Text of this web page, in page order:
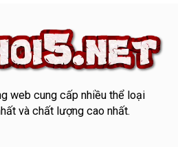
web cung cấp nhiều thể loại
và chất lượng cao nhất.